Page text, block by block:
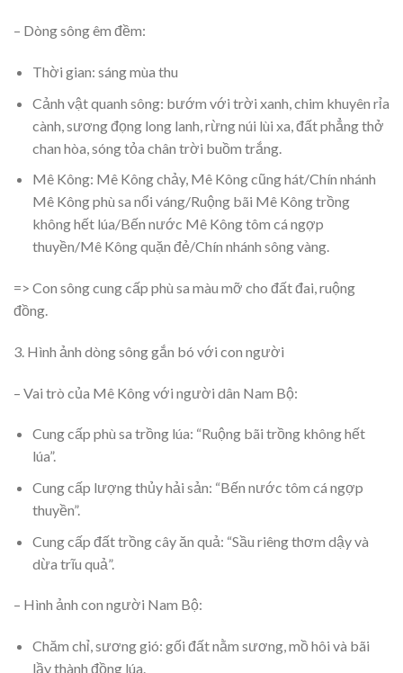
– Dòng sông êm đềm:
Thời gian: sáng mùa thu
Cảnh vật quanh sông: bướm với trời xanh, chim khuyên rỉa
cành, sương đọng long lanh, rừng núi lùi xa, đất phẳng thở
chan hòa, sóng tỏa chân trời buồm trắng.
Mê Kông: Mê Kông chảy, Mê Kông cũng hát/Chín nhánh
Mê Kông phù sa nổi váng/Ruộng bãi Mê Kông trồng
không hết lúa/Bến nước Mê Kông tôm cá ngợp
thuyền/Mê Kông quặn đẻ/Chín nhánh sông vàng.
=> Con sông cung cấp phù sa màu mỡ cho đất đai, ruộng
đồng.
3. Hình ảnh dòng sông gắn bó với con người
– Vai trò của Mê Kông với người dân Nam Bộ:
Cung cấp phù sa trồng lúa: “Ruộng bãi trồng không hết
lúa”.
Cung cấp lượng thủy hải sản: “Bến nước tôm cá ngợp
thuyền”.
Cung cấp đất trồng cây ăn quả: “Sầu riêng thơm dậy và
dừa trĩu quả”.
– Hình ảnh con người Nam Bộ:
Chăm chỉ, sương gió: gối đất nằm sương, mồ hôi và bãi
lầy thành đồng lúa.